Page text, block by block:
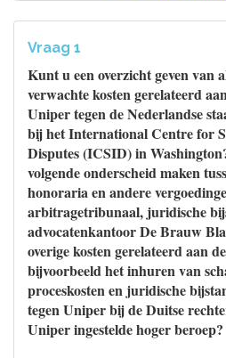
Vraag 1
Kunt u een overzicht geven van
verwachte kosten gerelateerd
Uniper tegen de Nederlandse
bij het International Centre for
Disputes (ICSID) in
volgende onderscheid maken
honoraria en andere
arbitragetribunaal, juridische
advocatenkantoor De Brauw
overige kosten gerelateerd aan
bijvoorbeeld het inhuren van
proceskosten en juridische
tegen Uniper bij de Duitse
Uniper ingestelde hoger beroep?